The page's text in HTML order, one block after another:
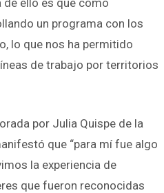
de ello es que como
un programa con los
lo que nos ha permitido
de trabajo por territorios
por Julia Quispe de la
que “para mí fue algo
la experiencia de
que fueron reconocidas